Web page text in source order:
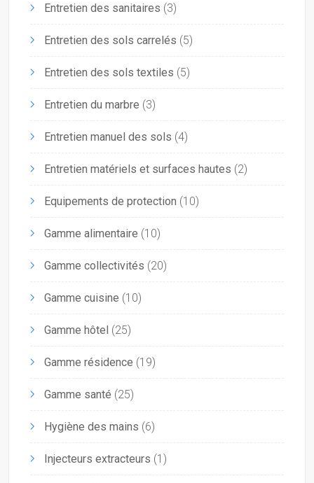
Entretien des sanitaires (3)
Entretien des sols carrelés (5)
Entretien des sols textiles (5)
Entretien du marbre (3)
Entretien manuel des sols (4)
Entretien matériels et surfaces hautes (2)
Equipements de protection (10)
Gamme alimentaire (10)
Gamme collectivités (20)
Gamme cuisine (10)
Gamme hôtel (25)
Gamme résidence (19)
Gamme santé (25)
Hygiène des mains (6)
Injecteurs extracteurs (1)